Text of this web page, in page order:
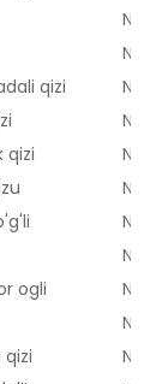
qizi
qizi
ogli